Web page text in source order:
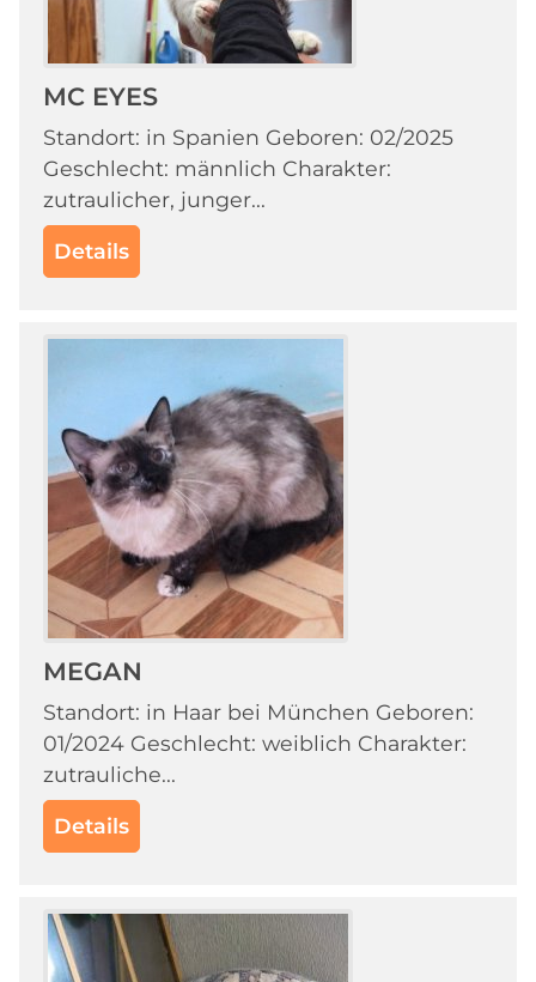
MC EYES
Standort: in Spanien Geboren: 02/2025
Geschlecht: männlich Charakter:
zutraulicher, junger...
Details
MEGAN
Standort: in Haar bei München Geboren:
01/2024 Geschlecht: weiblich Charakter:
zutrauliche...
Details